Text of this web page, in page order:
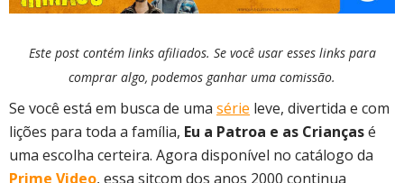
Este post contém links afiliados. Se você usar esses links para
comprar algo, podemos ganhar uma comissão.
Se você está em busca de uma série leve, divertida e com
lições para toda a família, Eu a Patroa e as Criançasé
uma escolha certeira. Agora disponível no catálogo da
Prime Video, essa sitcom dos anos 2000 continua